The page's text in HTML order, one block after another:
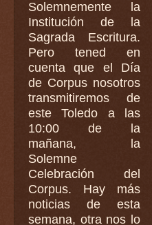
Solemnemente la
Institución de la
Sagrada Escritura.
Pero tened en
cuenta que el Día
de Corpus nosotros
transmitiremos de
este Toledo a las
10:00 de la
mañana, la
Solemne
Celebración del
Corpus. Hay más
noticias de esta
semana, otra nos lo